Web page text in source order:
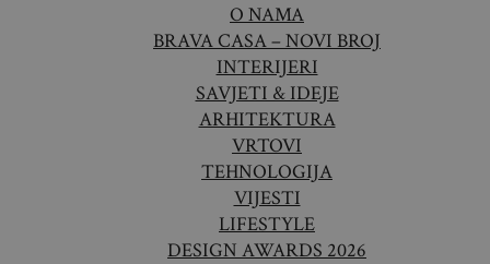
O NAMA
BRAVA CASA – NOVI BROJ
INTERIJERI
SAVJETI & IDEJE
ARHITEKTURA
VRTOVI
TEHNOLOGIJA
VIJESTI
LIFESTYLE
DESIGN AWARDS 2026